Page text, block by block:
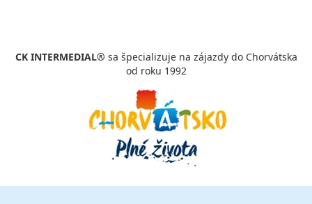
CK INTERMEDIAL® sa špecializuje na zájazdy do Chorvátska
od roku 1992